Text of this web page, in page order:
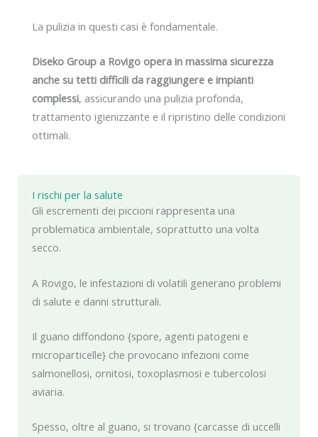
I rischi per la salute
Gli escrementi dei piccioni rappresenta una
problematica ambientale, soprattutto una volta
secco.
A Rovigo, le infestazioni di volatili generano problemi
di salute e danni strutturali.
Il guano diffondono {spore, agenti patogeni e
microparticelle} che provocano infezioni come
salmonellosi, ornitosi, toxoplasmosi e tubercolosi
aviaria.
Spesso, oltre al guano, si trovano {carcasse di uccelli
La pulizia in questi casi è fondamentale.
Diseko Group a Rovigo opera in massima sicurezza
anche su tetti difficili da raggiungere e impianti
complessi, assicurando una pulizia profonda,
trattamento igienizzante e il ripristino delle condizioni
ottimali.